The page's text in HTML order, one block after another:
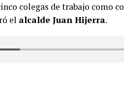
colegas de trabajo como
el alcalde Juan Hijerra.